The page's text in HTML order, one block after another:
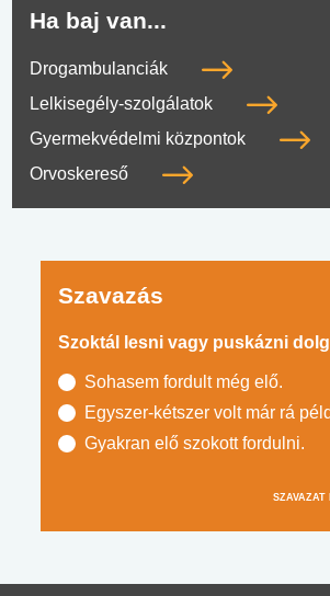
Ha baj van...
Drogambulanciák
Lelkisegély-szolgálatok
Gyermekvédelmi központok
Orvoskereső
Szavazás
Szoktál lesni vagy puskázni
Sohasem fordult még elő.
Egyszer-kétszer volt már rá
Gyakran elő szokott fordulni.
SZAVAZAT